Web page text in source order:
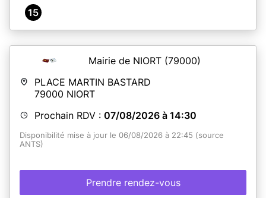
15
Mairie de NIORT (79000)
PLACE MARTIN BASTARD
79000 NIORT
Prochain RDV : 07/08/2026 à 14:30
Disponibilité mise à jour le 06/08/2026 à 22:45 (source
ANTS)
Prendre rendez-vous